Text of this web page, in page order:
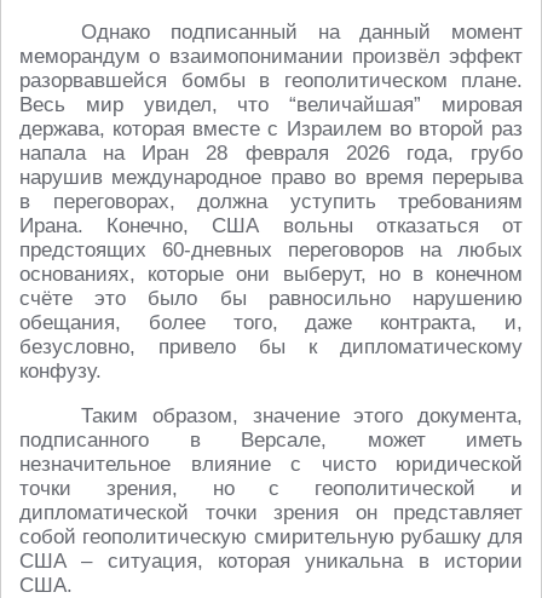
Однако подписанный на данный момент
меморандум о взаимопонимании произвёл эффект
разорвавшейся бомбы в геополитическом плане.
Весь мир увидел, что “величайшая” мировая
держава, которая вместе с Израилем во второй раз
напала на Иран 28 февраля 2026 года, грубо
нарушив международное право во время перерыва
в переговорах, должна уступить требованиям
Ирана. Конечно, США вольны отказаться от
предстоящих 60-дневных переговоров на любых
основаниях, которые они выберут, но в конечном
счёте это было бы равносильно нарушению
обещания, более того, даже контракта, и,
безусловно, привело бы к дипломатическому
конфузу.
Таким образом, значение этого документа,
подписанного в Версале, может иметь
незначительное влияние с чисто юридической
точки зрения, но с геополитической и
дипломатической точки зрения он представляет
собой геополитическую смирительную рубашку для
США – ситуация, которая уникальна в истории
США.